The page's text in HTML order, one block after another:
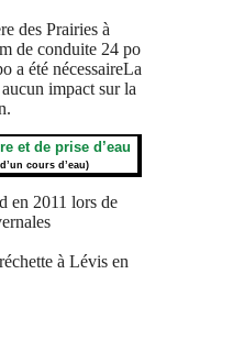
des Prairies à
de conduite 24 po
a été nécessaireLa
impact sur la
et de prise d’eau
cours d’eau)
en 2011 lors de
à Lévis en